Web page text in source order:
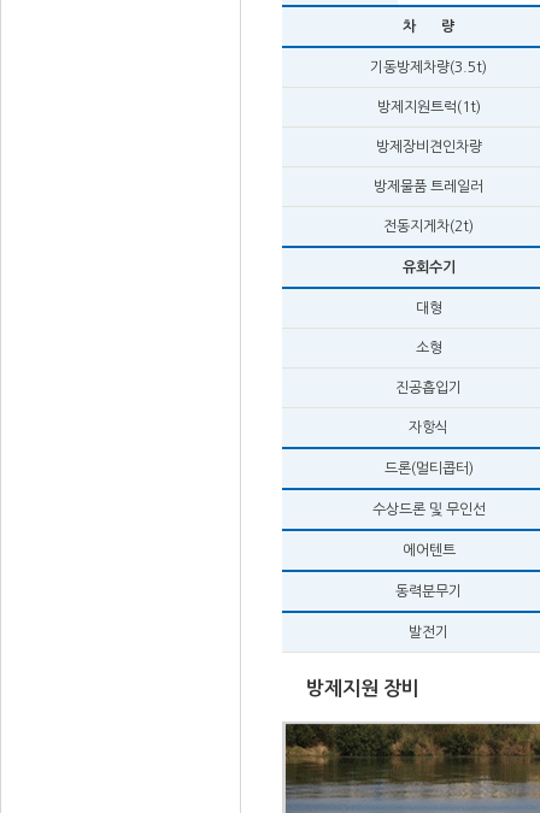
차 량
기동방제차량(3.5t)
방제지원트럭(1t)
방제장비견인차량
방제물품 트레일러
전동지게차(2t)
유회수기
대형
소형
진공흡입기
자항식
드론(멀티콥터)
수상드론 및 무인선
에어텐트
동력분무기
발전기
방제지원 장비